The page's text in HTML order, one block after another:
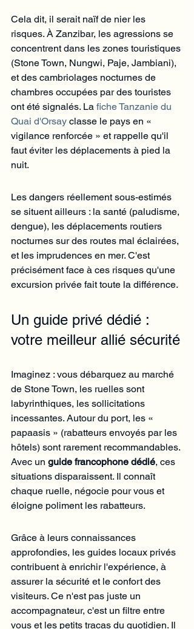
Cela dit, il serait naïf de nier les
risques. À Zanzibar, les agressions se
concentrent dans les zones touristiques
(Stone Town, Nungwi, Paje, Jambiani),
et des cambriolages nocturnes de
chambres occupées par des touristes
ont été signalés. La fiche Tanzanie du
Quai d'Orsay classe le pays en «
vigilance renforcée » et rappelle qu'il
faut éviter les déplacements à pied la
nuit.
Les dangers réellement sous-estimés
se situent ailleurs : la santé (paludisme,
dengue), les déplacements routiers
nocturnes sur des routes mal éclairées,
et les imprudences en mer. C'est
précisément face à ces risques qu'une
excursion privée fait toute la différence.
Un guide privé dédié :
votre meilleur allié sécurité
Imaginez : vous débarquez au marché
de Stone Town, les ruelles sont
labyrinthiques, les sollicitations
incessantes. Autour du port, les «
papaasis » (rabatteurs envoyés par les
hôtels) sont rarement recommandables.
Avec un guide francophone dédié, ces
situations disparaissent. Il connaît
chaque ruelle, négocie pour vous et
éloigne poliment les rabatteurs.
Grâce à leurs connaissances
approfondies, les guides locaux privés
contribuent à enrichir l'expérience, à
assurer la sécurité et le confort des
visiteurs. Ce n'est pas juste un
accompagnateur, c'est un filtre entre
vous et les petits tracas du quotidien. Il